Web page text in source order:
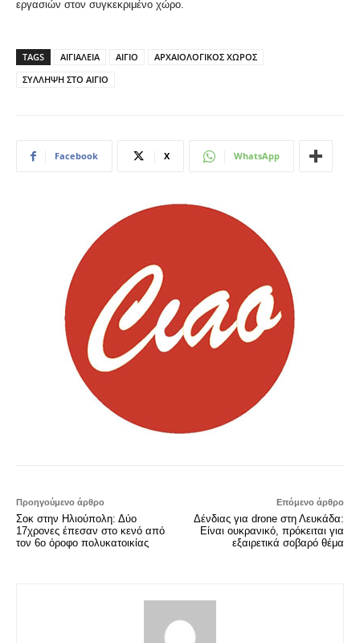
εργασιών στον συγκεκριμένο χώρο.
TAGS ΑΙΓΙΑΛΕΙΑ ΑΙΓΙΟ
ΑΡΧΑΙΟΛΟΓΙΚΟΣ ΧΩΡΟΣ
ΣΥΛΛΗΨΗ ΣΤΟ ΑΙΓΙΟ
Facebook X WhatsApp
Προηγούμενο άρθρο
Σοκ στην Ηλιούπολη: Δύο
17χρονες έπεσαν στο κενό από
τον 6ο όροφο πολυκατοικίας
Επόμενο άρθρο
Δένδιας για drone στη Λευκάδα:
Είναι ουκρανικό, πρόκειται για
εξαιρετικά σοβαρό θέμα